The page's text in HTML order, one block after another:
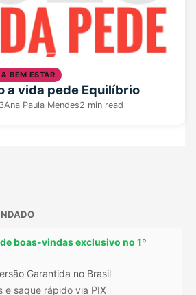
BEM ESTAR
a vida pede Equilíbrio
Ana Paula Mendes2 min read
boas-vindas exclusivo no 1º
Garantida no Brasil
e saque rápido via PIX